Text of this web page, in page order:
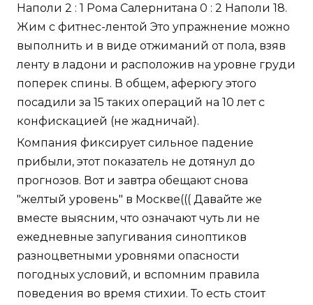
Наполи 2 : 1 Рома Салернитана 0 : 2 Наполи 18.
Жим с фитнес-лентой Это упражнение можно
выполнить и в виде отжиманий от пола, взяв
ленту в ладони и расположив на уровне груди
поперек спины. В общем, аферюгу этого
посадили за 15 таких операций на 10 лет с
конфискацией (не жадничай).
Компания фиксирует сильное падение
прибыли, этот показатель не дотянул до
прогнозов. Вот и завтра обещают снова
"желтый уровень" в Москве((( Давайте же
вместе выясним, что означают чуть ли не
ежедневные запугивания синоптиков
разноцветными уровнями опасности
погодных условий, и вспомним правила
поведения во время стихии. То есть стоит